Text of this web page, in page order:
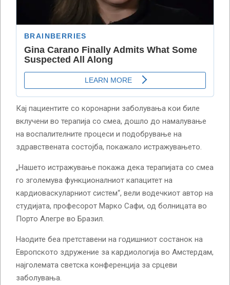
Кај пациентите со коронарни заболувања кои биле
вклучени во терапија со смеа, дошло до намалување
на воспалителните процеси и подобрување на
здравствената состојба, покажало истражувањето.
„Нашето истражување покажа дека терапијата со смеа
го зголемува функционалниот капацитет на
кардиоваскуларниот систем“, вели водечкиот автор на
студијата, професорот Марко Сафи, од болницата во
Порто Алегре во Бразил.
Наодите беа претставени на годишниот состанок на
Европското здружение за кардиологија во Амстердам,
најголемата светска конференција за срцеви
заболувања.